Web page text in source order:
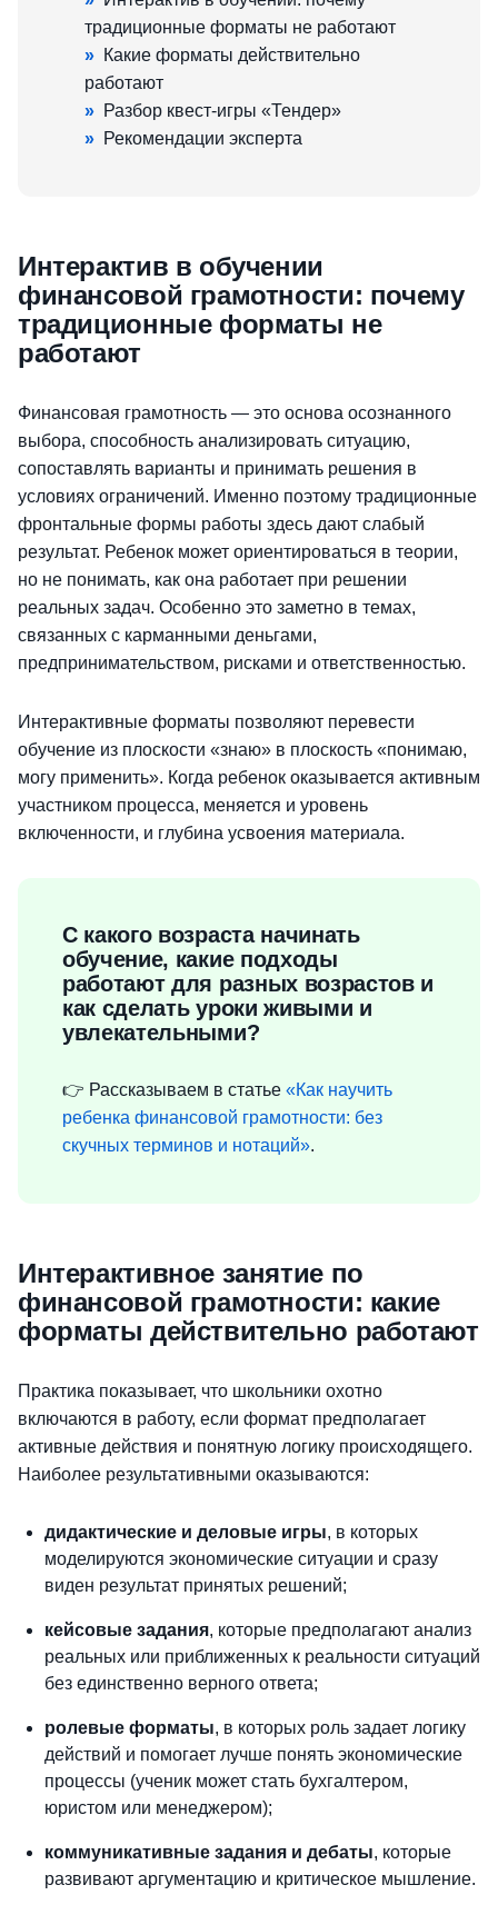
традиционные форматы не работают
» Какие форматы действительно
работают
» Разбор квест-игры «Тендер»
» Рекомендации эксперта
Интерактив в обучении
финансовой грамотности: почему
традиционные форматы не
работают
Финансовая грамотность — это основа осознанного
выбора, способность анализировать ситуацию,
сопоставлять варианты и принимать решения в
условиях ограничений. Именно поэтому традиционные
фронтальные формы работы здесь дают слабый
результат. Ребенок может ориентироваться в теории,
но не понимать, как она работает при решении
реальных задач. Особенно это заметно в темах,
связанных с карманными деньгами,
предпринимательством, рисками и ответственностью.
Интерактивные форматы позволяют перевести
обучение из плоскости «знаю» в плоскость «понимаю,
могу применить». Когда ребенок оказывается активным
участником процесса, меняется и уровень
включенности, и глубина усвоения материала.
С какого возраста начинать
обучение, какие подходы
работают для разных возрастов и
как сделать уроки живыми и
увлекательными?
👉 Рассказываем в статье «Как научить
ребенка финансовой грамотности: без
скучных терминов и нотаций».
Интерактивное занятие по
финансовой грамотности: какие
форматы действительно работают
Практика показывает, что школьники охотно
включаются в работу, если формат предполагает
активные действия и понятную логику происходящего.
Наиболее результативными оказываются:
дидактические и деловые игры, в которых
моделируются экономические ситуации и сразу
виден результат принятых решений;
кейсовые задания, которые предполагают анализ
реальных или приближенных к реальности ситуаций
без единственно верного ответа;
ролевые форматы, в которых роль задает логику
действий и помогает лучше понять экономические
процессы (ученик может стать бухгалтером,
юристом или менеджером);
коммуникативные задания и дебаты, которые
развивают аргументацию и критическое мышление.